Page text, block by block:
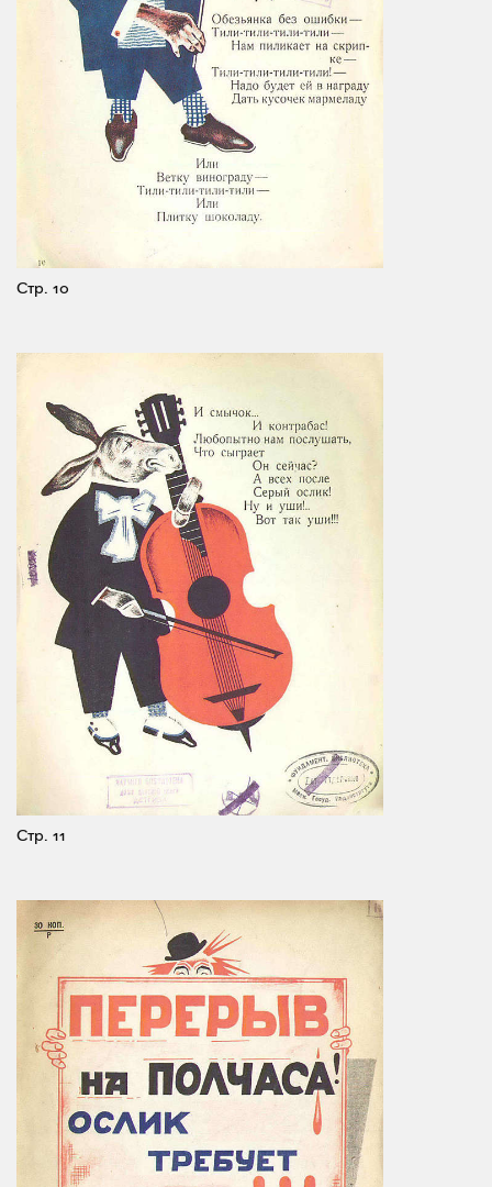
Стр. 10
Стр. 11